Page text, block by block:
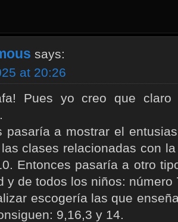
says:
at 20:26
Pues yo creo que
pasaría a mostrar el
clases relacionadas con
Entonces pasaría a otro
y de todos los niños: número
escogería las que
9,16,3 y 14.